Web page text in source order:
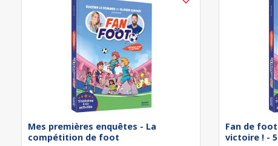
Mes premières enquêtes - La
compétition de foot
Fan de
victoire ! -